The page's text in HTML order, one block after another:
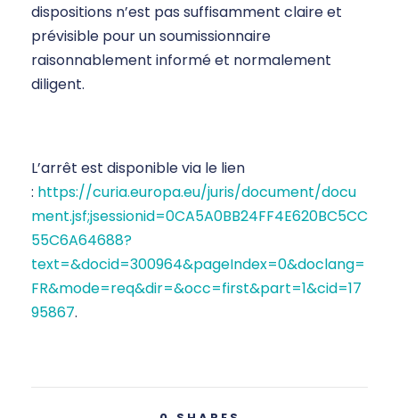
dispositions n’est pas suffisamment claire et
prévisible pour un soumissionnaire
raisonnablement informé et normalement
diligent.
L’arrêt est disponible via le lien
: https://curia.europa.eu/juris/document/docu
ment.jsf;jsessionid=0CA5A0BB24FF4E620BC5CC
55C6A64688?
text=&docid=300964&pageIndex=0&doclang=
FR&mode=req&dir=&occ=first&part=1&cid=17
95867.